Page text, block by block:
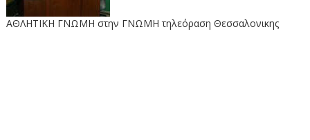
ΑΘΛΗΤΙΚΗ ΓΝΩΜΗ στην ΓΝΩΜΗ τηλεόραση Θεσσαλονικης